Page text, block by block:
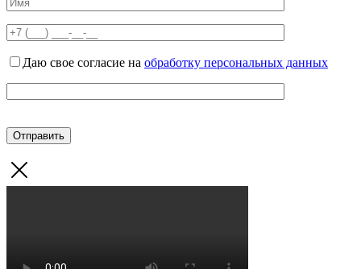
Даю свое согласие на обработку персональных данных